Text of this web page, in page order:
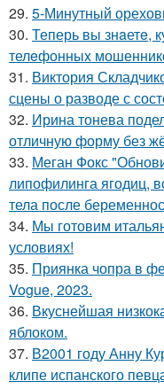
29. 5-Минутный
30. Теперь вы знaетe,
телeфонныx
31. Виктория
сцены о разводе с
32. Ирина тонева
отличную форму без
33. Меган Фокс
липофилинга ягодиц,
тела после
34. Мы готовим
условиях!
35. Приянка чопра в
Vogue, 2023.
36. Вкуснейшая
яблоком.
37. В2001 году Анну
клипе испанского